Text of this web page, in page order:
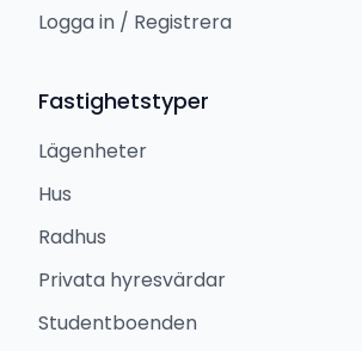
Logga in / Registrera
Fastighetstyper
Lägenheter
Hus
Radhus
Privata hyresvärdar
Studentboenden